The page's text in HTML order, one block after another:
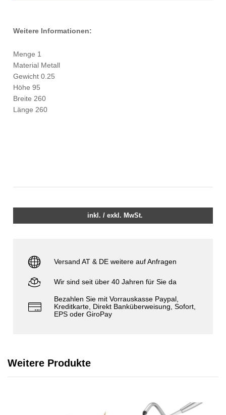
Weitere Informationen:
Menge 1
Material Metall
Gewicht 0.25
Höhe 95
Breite 260
Länge 260
inkl. / exkl. MwSt.
Versand AT & DE weitere auf Anfragen
Wir sind seit über 40 Jahren für Sie da
Bezahlen Sie mit Vorrauskasse Paypal,
Kreditkarte, Direkt Banküberweisung, Sofort,
EPS oder GiroPay
Weitere Produkte